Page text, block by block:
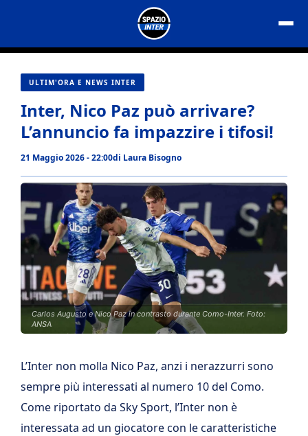
contenuto
ULTIM'ORA E NEWS INTER
Inter, Nico Paz può arrivare?
L’annuncio fa impazzire i tifosi!
21 Maggio 2026 - 22:00di Laura Bisogno
Carlos Augusto e Nico Paz in contrasto durante Como-Inter. Foto:
ANSA
L’Inter non molla Nico Paz, anzi i nerazzurri sono
sempre più interessati al numero 10 del Como.
Come riportato da Sky Sport, l’Inter non è
interessata ad un giocatore con le caratteristiche